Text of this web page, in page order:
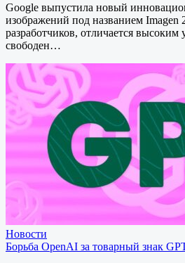
Google выпустила новый
изображений под названием Imagen
разработчиков, отличается высоким
свободен…
Новости
Борьба OpenAI за товарный знак